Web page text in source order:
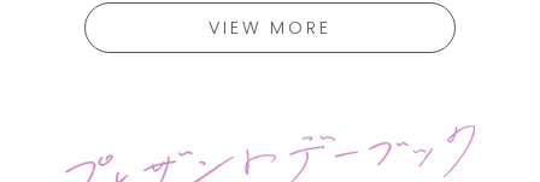
VIEW MORE